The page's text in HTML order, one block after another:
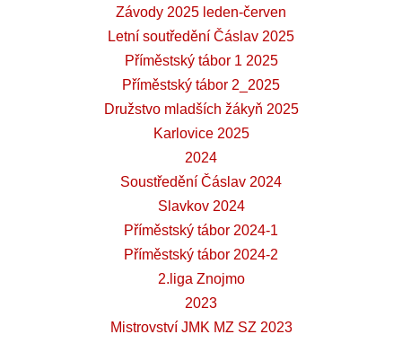
Závody 2025 leden-červen
Letní soutředění Čáslav 2025
Příměstský tábor 1 2025
Příměstský tábor 2_2025
Družstvo mladších žákyň 2025
Karlovice 2025
2024
Soustředění Čáslav 2024
Slavkov 2024
Příměstský tábor 2024-1
Příměstský tábor 2024-2
2.liga Znojmo
2023
Mistrovství JMK MZ SZ 2023